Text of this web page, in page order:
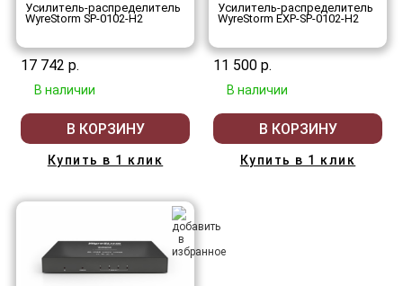
Усилитель-распределитель
WyreStorm SP-0102-H2
17 742 р.
В наличии
В КОРЗИНУ
Купить в 1 клик
Усилитель-распределитель
WyreStorm EXP-SP-0102-H2
11 500 р.
В наличии
В КОРЗИНУ
Купить в 1 клик